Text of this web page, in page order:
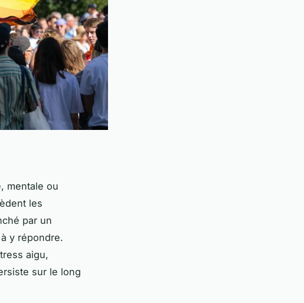
mentale ou
les
par un
y répondre.
aigu,
sur le long